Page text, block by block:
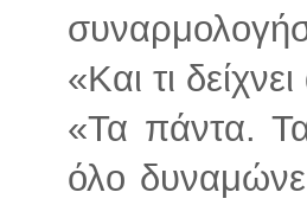
«Και τι
«Τα πάντα.
όλο